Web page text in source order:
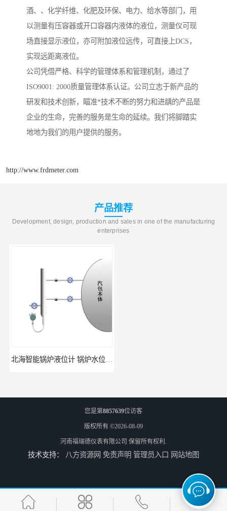
酒、、化学纤维、化肥及环保、电力、给水等部门，用
以测量有压容器或开口容器内液体的液位，测量仪可现
场直接显示液位，亦可附加液位远传，可直接上DCS，
实现远距离液位。
公司凭借严格、科学的管理体系和管理机制，通过了
ISO9001: 2000质量管理体系认证。公司立志于新产品的
研发和技术创新，瞄准*技术不断的努力和进龋的产品是
企业的生命，完善的服务是生命的延续。我们将脚踏实
地地为我们的用户提供的服务。
http://www.frdmeter.com
产品推荐
Development, design, production and sales in one of the manufacturing
enterprises
北海智能锅炉液位计 锅炉水位计厂商 自动适应自动校准
FMP43 润滑油雷达液位计 能够提供定制服务 云南高加智能锅炉汽包液位计 窑头窑尾液位计
您是第8857639位访客
版权所有 ©2026-08-09
河南福瑞德仪表有限公司 保留所有权利.
技术支持： 八方资源网 免责声明 管理员入口 网站地图